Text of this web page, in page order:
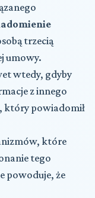
trzecią
umowy.
wtedy, gdyby
z innego
który powiadomił
które
tego
powoduje, że